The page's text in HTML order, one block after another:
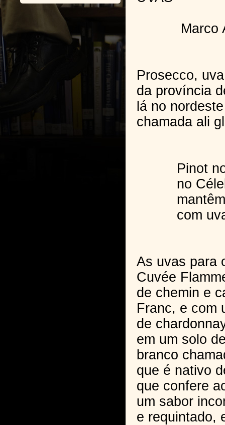
Marco
Prosecco,
da província
lá no
chamada ali
Pinot noir
no
mantêm
com uvas
As uvas para
Cuvée
de chemin e
Franc, e com
de
em um solo
branco
que é nativo
que confere
um sabor
e requintado,